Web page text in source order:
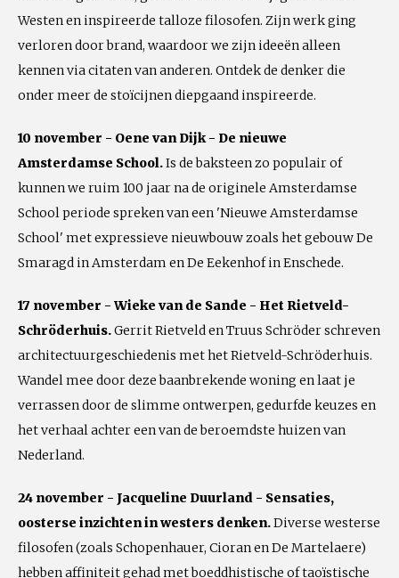
Westen en inspireerde talloze filosofen. Zijn werk ging
verloren door brand, waardoor we zijn ideeën alleen
kennen via citaten van anderen. Ontdek de denker die
onder meer de stoïcijnen diepgaand inspireerde.
10 november - Oene van Dijk - De nieuwe
Amsterdamse School.Is de baksteen zo populair of
kunnen we ruim 100 jaar na de originele Amsterdamse
School periode spreken van een 'Nieuwe Amsterdamse
School' met expressieve nieuwbouw zoals het gebouw De
Smaragd in Amsterdam en De Eekenhof in Enschede.
17 november - Wieke van de Sande - Het Rietveld-
Schröderhuis.Gerrit Rietveld en Truus Schröder schreven
architectuurgeschiedenis met het Rietveld-Schröderhuis.
Wandel mee door deze baanbrekende woning en laat je
verrassen door de slimme ontwerpen, gedurfde keuzes en
het verhaal achter een van de beroemdste huizen van
Nederland.
24 november - Jacqueline Duurland - Sensaties,
oosterse inzichten in westers denken.Diverse westerse
filosofen (zoals Schopenhauer, Cioran en De Martelaere)
hebben affiniteit gehad met boeddhistische of taoïstische